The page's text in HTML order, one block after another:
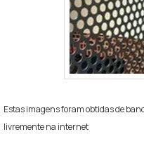
Estas imagens foram obtidas de
livremente na internet